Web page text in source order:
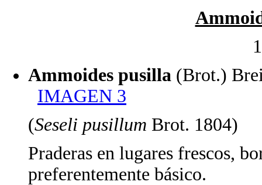
Ammoides pusilla (Brot.)
IMAGEN 3
(Seseli pusillum Brot. 1804)
Praderas en lugares frescos,
preferentemente básico.